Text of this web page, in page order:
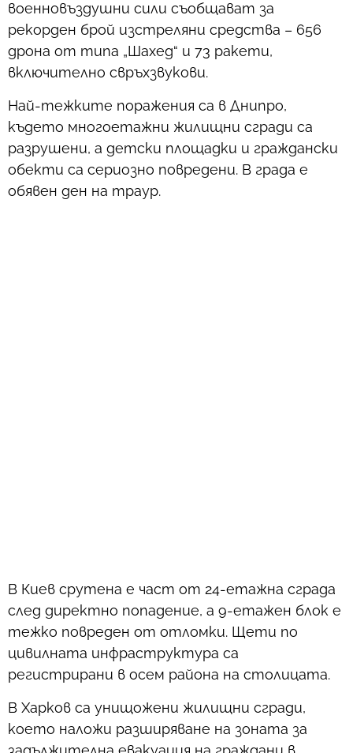
военновъздушни сили съобщават за
рекорден брой изстреляни средства – 656
дрона от типа „Шахед“ и 73 ракети,
включително свръхзвукови.
Най-тежките поражения са в Днипро,
където многоетажни жилищни сгради са
разрушени, а детски площадки и граждански
обекти са сериозно повредени. В града е
обявен ден на траур.
В Киев срутена е част от 24-етажна сграда
след директно попадение, а 9-етажен блок е
тежко повреден от отломки. Щети по
цивилната инфраструктура са
регистрирани в осем района на столицата.
В Харков са унищожени жилищни сгради,
което наложи разширяване на зоната за